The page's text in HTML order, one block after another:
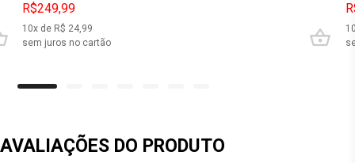
R$249,99
10x de R$ 24,99
sem juros no cartão
AVALIAÇÕES DO PRODUTO